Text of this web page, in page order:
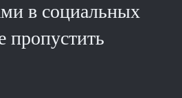
в социальных
пропустить